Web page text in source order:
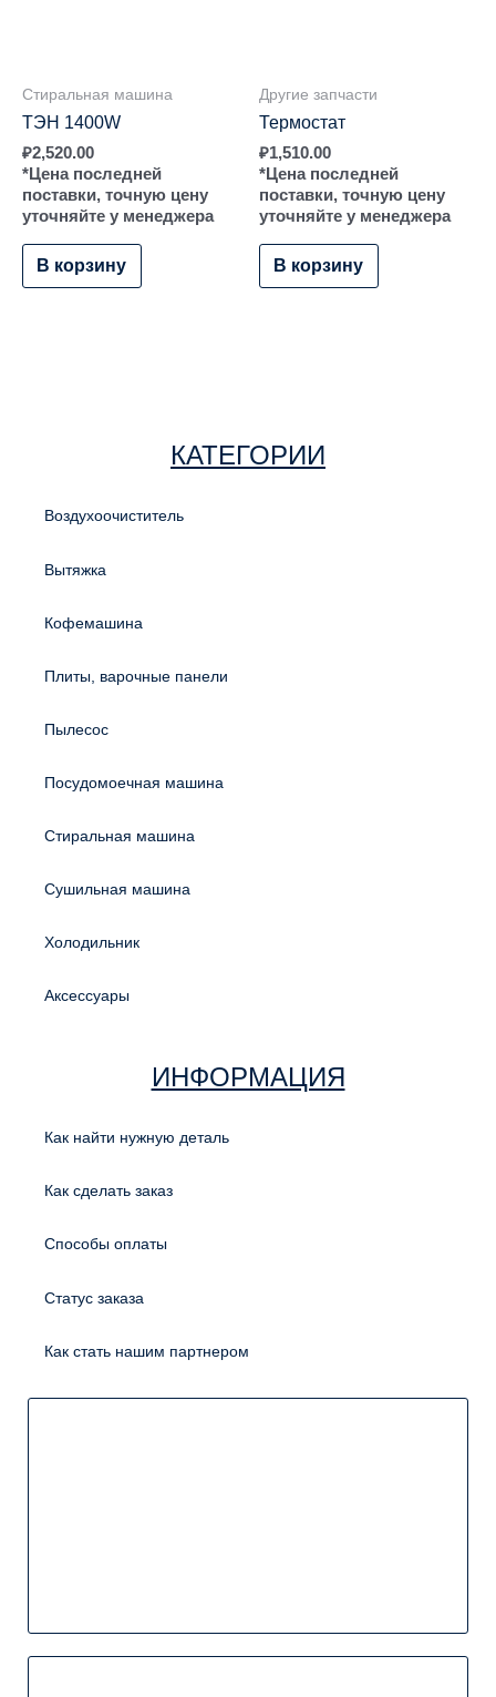
Стиральная машина
ТЭН 1400W
₽2,520.00
*Цена последней
поставки, точную цену
уточняйте у менеджера
В корзину
Другие запчасти
Термостат
₽1,510.00
*Цена последней
поставки, точную цену
уточняйте у менеджера
В корзину
КАТЕГОРИИ
Воздухоочиститель
Вытяжка
Кофемашина
Плиты, варочные панели
Пылесос
Посудомоечная машина
Стиральная машина
Сушильная машина
Холодильник
Аксессуары
ИНФОРМАЦИЯ
Как найти нужную деталь
Как сделать заказ
Способы оплаты
Статус заказа
Как стать нашим партнером